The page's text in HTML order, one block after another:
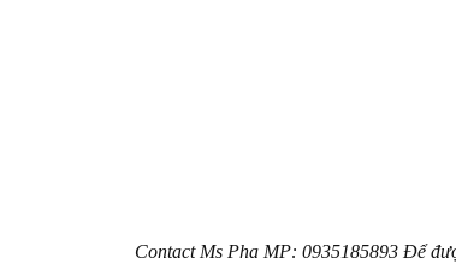
Contact Ms Pha MP: 0935185893 Để